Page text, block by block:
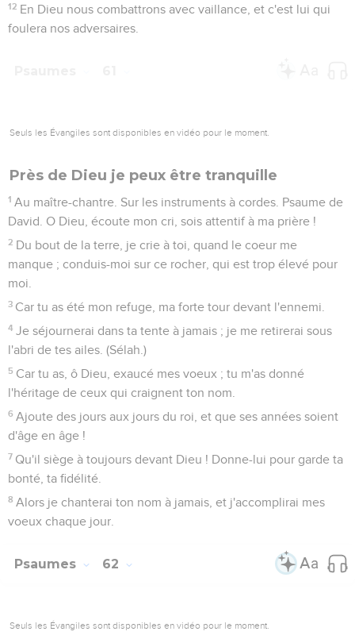
12 En Dieu nous combattrons avec vaillance, et c'est lui qui
foulera nos adversaires.
Seuls les Évangiles sont disponibles en vidéo pour le moment.
Près de Dieu je peux être tranquille
1 Au maître-chantre. Sur les instruments à cordes. Psaume de
David. O Dieu, écoute mon cri, sois attentif à ma prière !
2 Du bout de la terre, je crie à toi, quand le coeur me
manque ; conduis-moi sur ce rocher, qui est trop élevé pour
moi.
3 Car tu as été mon refuge, ma forte tour devant l'ennemi.
4 Je séjournerai dans ta tente à jamais ; je me retirerai sous
l'abri de tes ailes. (Sélah.)
5 Car tu as, ô Dieu, exaucé mes voeux ; tu m'as donné
l'héritage de ceux qui craignent ton nom.
6 Ajoute des jours aux jours du roi, et que ses années soient
d'âge en âge !
7 Qu'il siège à toujours devant Dieu ! Donne-lui pour garde ta
bonté, ta fidélité.
8 Alors je chanterai ton nom à jamais, et j'accomplirai mes
voeux chaque jour.
Psaumes 62
Seuls les Évangiles sont disponibles en vidéo pour le moment.